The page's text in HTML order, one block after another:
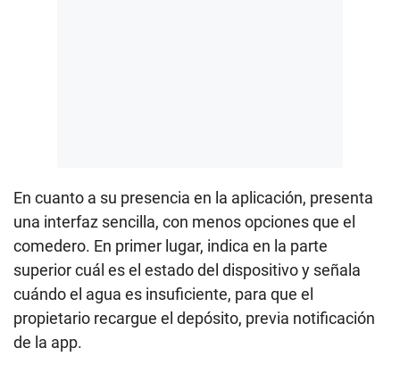
En cuanto a su presencia en la aplicación, presenta
una interfaz sencilla, con menos opciones que el
comedero. En primer lugar, indica en la parte
superior cuál es el estado del dispositivo y señala
cuándo el agua es insuficiente, para que el
propietario recargue el depósito, previa notificación
de la app.